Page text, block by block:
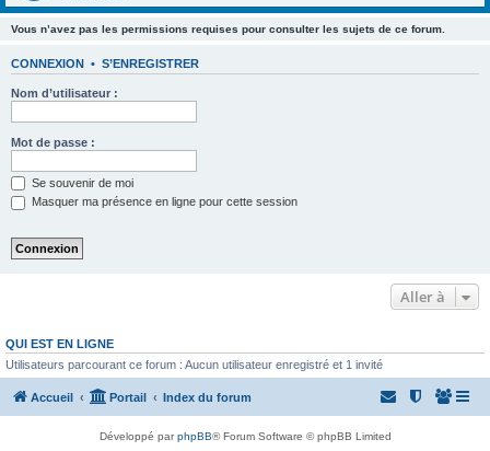
Vous n’avez pas les permissions requises pour consulter les sujets de ce forum.
CONNEXION • S’ENREGISTRER
Nom d’utilisateur :
Mot de passe :
Se souvenir de moi
Masquer ma présence en ligne pour cette session
Aller à
QUI EST EN LIGNE
Utilisateurs parcourant ce forum : Aucun utilisateur enregistré et 1 invité
Accueil Portail Index du forum
Développé parphpBB® Forum Software © phpBB Limited